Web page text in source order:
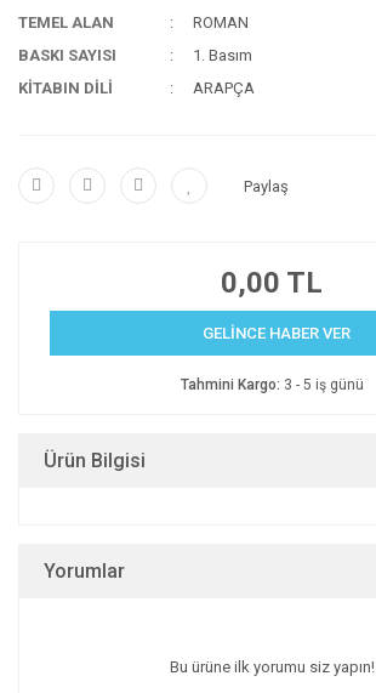
TEMEL ALAN
ROMAN
BASKI SAYISI
1. Basım
KİTABIN DİLİ
ARAPÇA
Paylaş
0,00 TL
GELİNCE HABER VER
Tahmini Kargo: 3 - 5 iş günü
Ürün Bilgisi
Yorumlar
Bu ürüne ilk yorumu siz yapın!